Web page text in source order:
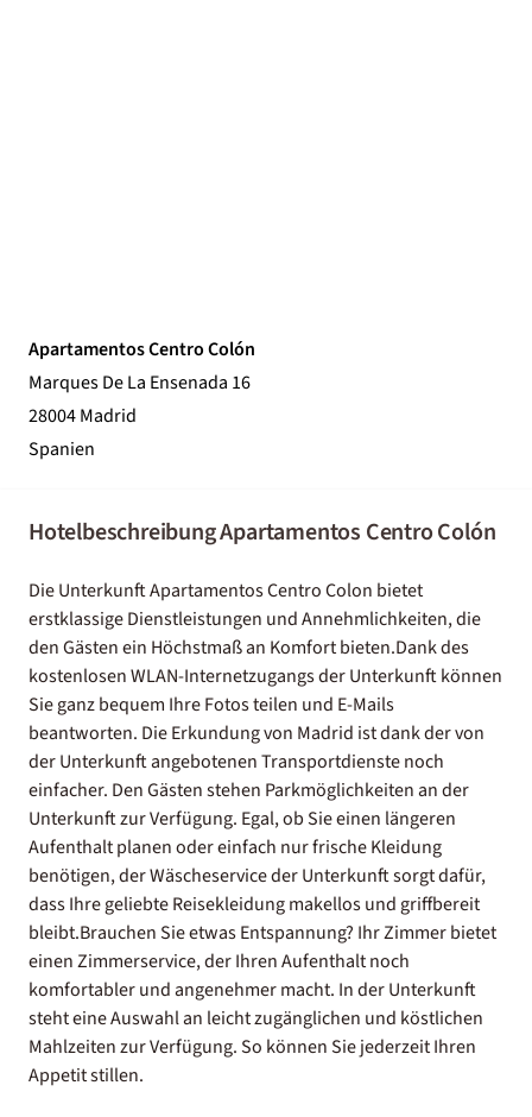
Apartamentos Centro Colón
Marques De La Ensenada 16
28004 Madrid
Spanien
Hotelbeschreibung Apartamentos Centro Colón
Die Unterkunft Apartamentos Centro Colon bietet
erstklassige Dienstleistungen und Annehmlichkeiten, die
den Gästen ein Höchstmaß an Komfort bieten.Dank des
kostenlosen WLAN-Internetzugangs der Unterkunft können
Sie ganz bequem Ihre Fotos teilen und E-Mails
beantworten. Die Erkundung von Madrid ist dank der von
der Unterkunft angebotenen Transportdienste noch
einfacher. Den Gästen stehen Parkmöglichkeiten an der
Unterkunft zur Verfügung. Egal, ob Sie einen längeren
Aufenthalt planen oder einfach nur frische Kleidung
benötigen, der Wäscheservice der Unterkunft sorgt dafür,
dass Ihre geliebte Reisekleidung makellos und griffbereit
bleibt.Brauchen Sie etwas Entspannung? Ihr Zimmer bietet
einen Zimmerservice, der Ihren Aufenthalt noch
komfortabler und angenehmer macht. In der Unterkunft
steht eine Auswahl an leicht zugänglichen und köstlichen
Mahlzeiten zur Verfügung. So können Sie jederzeit Ihren
Appetit stillen.